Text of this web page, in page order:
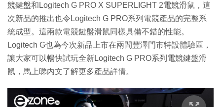
競鍵盤和Logitech G PRO X SUPERLIGHT 2電競滑鼠，這
次新品的推出也令Logitech G PRO系列電競產品的完整系
統成型。這兩款電競鍵盤滑鼠同樣具備不錯的性能。
Logitech G也為今次新品上市在兩間豐澤門市特設體驗區，
讓大家可以暢快試玩全新Logitech G PRO系列電競鍵盤滑
鼠，馬上睇內文了解更多產品詳情。